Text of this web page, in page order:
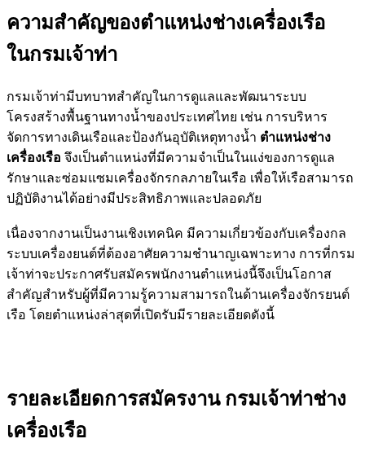
ความสำคัญของตำแหน่งช่างเครื่องเรือ
ในกรมเจ้าท่า
กรมเจ้าท่ามีบทบาทสำคัญในการดูแลและพัฒนาระบบ
โครงสร้างพื้นฐานทางน้ำของประเทศไทย เช่น การบริหาร
จัดการทางเดินเรือและป้องกันอุบัติเหตุทางน้ำ ตำแหน่งช่าง
เครื่องเรือ จึงเป็นตำแหน่งที่มีความจำเป็นในแง่ของการดูแล
รักษาและซ่อมแซมเครื่องจักรกลภายในเรือ เพื่อให้เรือสามารถ
ปฏิบัติงานได้อย่างมีประสิทธิภาพและปลอดภัย
เนื่องจากงานเป็นงานเชิงเทคนิค มีความเกี่ยวข้องกับเครื่องกล
ระบบเครื่องยนต์ที่ต้องอาศัยความชำนาญเฉพาะทาง การที่กรม
เจ้าท่าจะประกาศรับสมัครพนักงานตำแหน่งนี้จึงเป็นโอกาส
สำคัญสำหรับผู้ที่มีความรู้ความสามารถในด้านเครื่องจักรยนต์
เรือ โดยตำแหน่งล่าสุดที่เปิดรับมีรายละเอียดดังนี้
รายละเอียดการสมัครงาน กรมเจ้าท่าช่าง
เครื่องเรือ